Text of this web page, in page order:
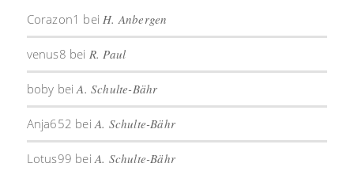
Corazon1 beiH. Anbergen
venus8 bei R. Paul
boby beiA. Schulte-Bähr
Anja652 beiA. Schulte-Bähr
Lotus99 beiA. Schulte-Bähr